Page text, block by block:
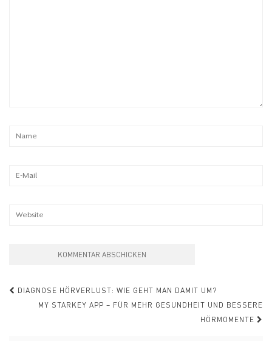
Post
Navigation
DIAGNOSE HÖRVERLUST: WIE GEHT MAN DAMIT UM?
MY STARKEY APP – FÜR MEHR GESUNDHEIT UND BESSERE
HÖRMOMENTE